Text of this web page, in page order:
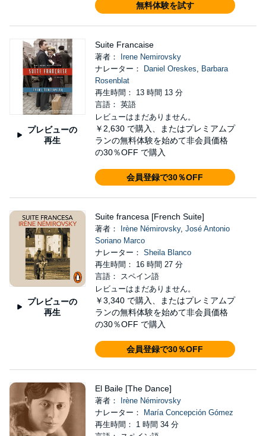
無料体験を試す
プレビューの
再生
Suite Francaise
著者：
Irene Nemirovsky
ナレーター：
Daniel Oreskes, Barbara
Rosenblat
再生時間： 13 時間 13 分
言語： 英語
レビューはまだありません。
￥2,630 で購入、またはプレミアムプ
ランの無料体験を始めて非会員価格
の30％OFF で購入
会員登録で30％OFF
プレビューの
再生
Suite francesa [French Suite]
著者： Irène Némirovsky, José Antonio
Soriano Marco
ナレーター： Sheila Blanco
再生時間： 16 時間 27 分
言語： スペイン語
レビューはまだありません。
￥3,340 で購入、またはプレミアムプ
ランの無料体験を始めて非会員価格
の30％OFF で購入
会員登録で30％OFF
El Baile [The Dance]
著者：
Irène Némirovsky
ナレーター：
María Concepción Gómez
再生時間： 1 時間 34 分